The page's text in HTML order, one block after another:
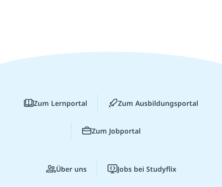
Zum Lernportal Zum Ausbildungsportal
Zum Jobportal
Über uns Jobs bei Studyflix